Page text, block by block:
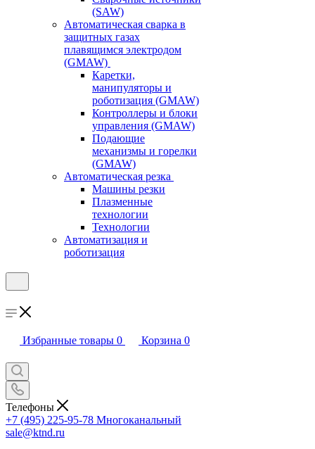
(SAW)
Автоматическая сварка в
защитных газах
плавящимся электродом
(GMAW)
Каретки,
манипуляторы и
роботизация (GMAW)
Контроллеры и блоки
управления (GMAW)
Подающие
механизмы и горелки
(GMAW)
Автоматическая резка
Машины резки
Плазменные
технологии
Технологии
Автоматизация и
роботизация
Избранные товары 0 Корзина 0
Телефоны
+7 (495) 225-95-78 Многоканальный
sale@ktnd.ru